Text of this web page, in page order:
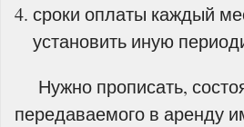
сроки оплаты каждый
установить иную
Нужно прописать,
передаваемого в аренду